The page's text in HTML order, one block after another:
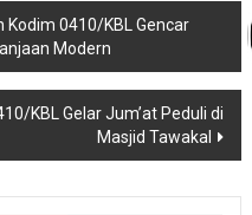
Kodim 0410/KBL Gencar
Modern
KBL Gelar Jum’at Peduli di
Masjid Tawakal